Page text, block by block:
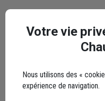
Points forts
Votre vie
Nous utilisons des «
expérience de navigation.